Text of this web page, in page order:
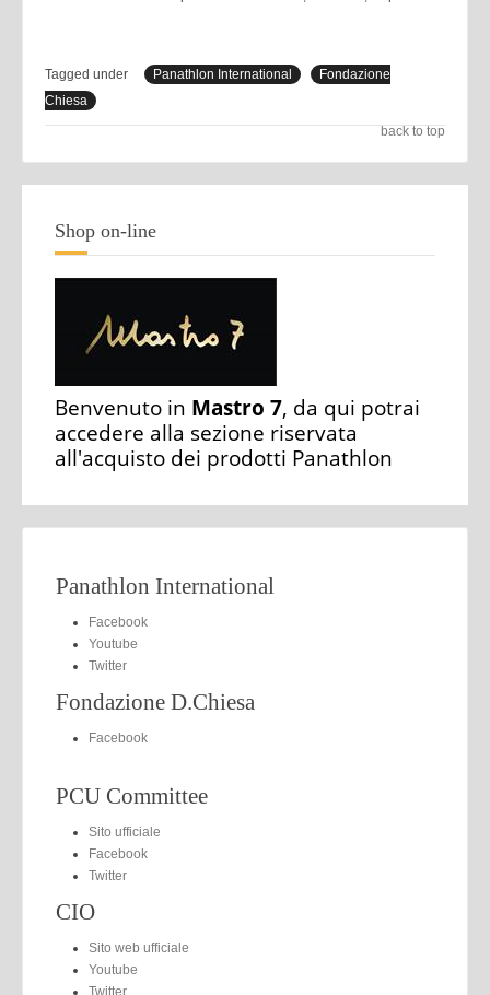
Tagged under Panathlon International
Fondazione
Chiesa
back to top
Shop on-line
Benvenuto in Mastro 7, da qui potrai
accedere alla sezione riservata
all'acquisto dei prodotti Panathlon
Panathlon International
Facebook
Youtube
Twitter
Fondazione D.Chiesa
Facebook
PCU Committee
Sito ufficiale
Facebook
Twitter
CIO
Sito web ufficiale
Youtube
Twitter